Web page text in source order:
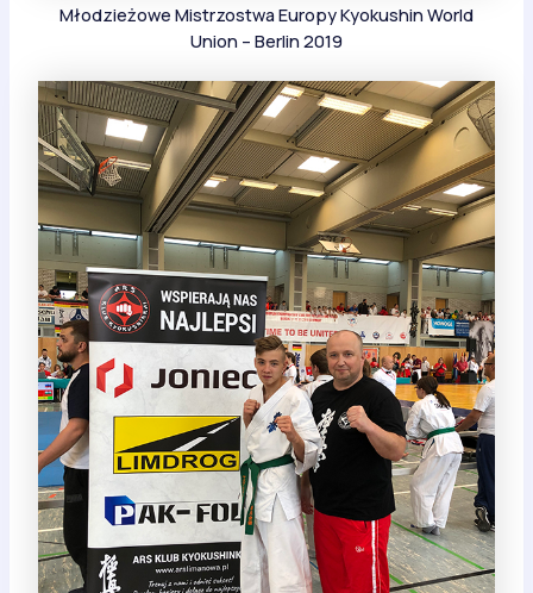
Młodzieżowe Mistrzostwa Europy Kyokushin World
Union – Berlin 2019